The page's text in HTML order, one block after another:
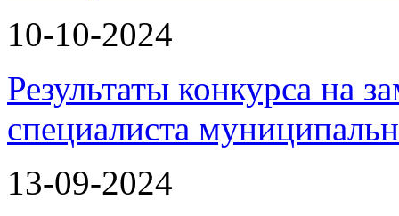
10-10-2024
Результаты конкурса на
специалиста
13-09-2024